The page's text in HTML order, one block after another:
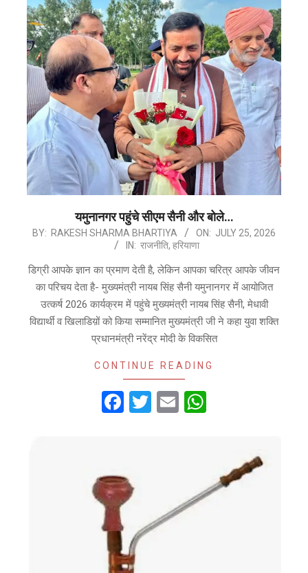
यमुनानगर पहुंचे सीएम सैनी और बोले…
2026-
25
BY: RAKESH SHARMA BHARTIYA ON: JULY 25, 2026
IN: राजनीति, हरियाणा
डिग्री आपके ज्ञान का प्रमाण देती है, लेकिन आपका चरित्र आपके जीवन
का परिचय देता है- मुख्यमंत्री नायब सिंह सैनी यमुनानगर में आयोजित
उत्कर्ष 2026 कार्यक्रम में पहुंचे मुख्यमंत्री नायब सिंह सैनी, मेधावी
विद्यार्थी व खिलाडिय़ों को किया सम्मानित मुख्यमंत्री जी ने कहा युवा शक्ति
प्रधानमंत्री नरेंद्र मोदी के विकसित
CONTINUE READING
Facebook
Twitter
Email